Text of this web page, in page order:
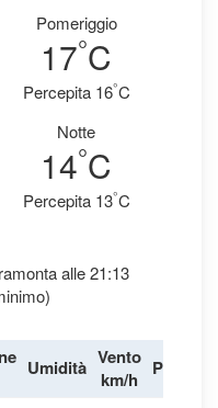
Pomeriggio
17°C
Percepita 16°C
Notte
14°C
Percepita 13°C
alle 21:13
Umidità Vento
km/h